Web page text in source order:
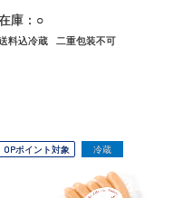
庫：○
料込冷蔵 二重包装不可
OPポイント対象 冷蔵